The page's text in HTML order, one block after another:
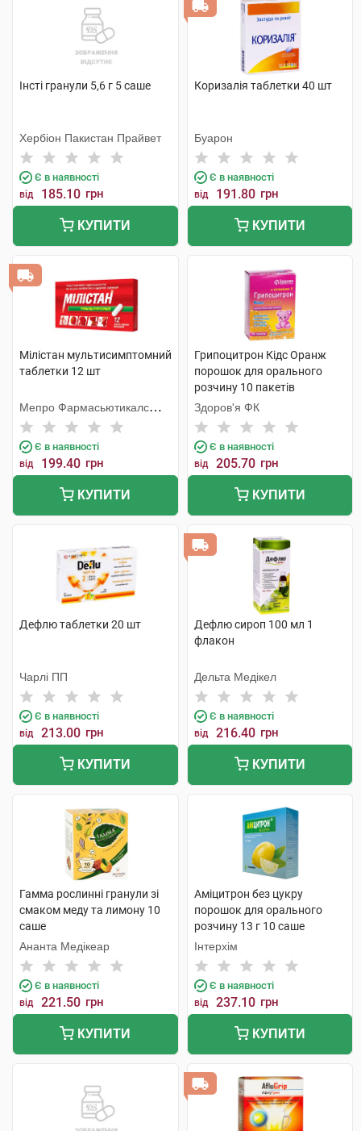
Інсті гранули 5,6 г 5 саше
Хербіон Пакистан Прайвет
Є в наявності
від 185.10 грн
КУПИТИ
Коризалія таблетки 40 шт
Буарон
Є в наявності
від 191.80 грн
КУПИТИ
Мілістан мультисимптомний
таблетки 12 шт
Мепро Фармасьютикалс
Пріват
Є в наявності
від 199.40 грн
КУПИТИ
Грипоцитрон Кідс Оранж
порошок для орального
розчину 10 пакетів
Здоров'я ФК
Є в наявності
від 205.70 грн
КУПИТИ
Дефлю таблетки 20 шт
Чарлі ПП
Є в наявності
від 213.00 грн
КУПИТИ
Дефлю сироп 100 мл 1
флакон
Дельта Медікел
Є в наявності
від 216.40 грн
КУПИТИ
Гамма рослинні гранули зі
смаком меду та лимону 10
саше
Ананта Медікеар
Є в наявності
від 221.50 грн
КУПИТИ
Аміцитрон без цукру
порошок для орального
розчину 13 г 10 саше
Інтерхім
Є в наявності
від 237.10 грн
КУПИТИ